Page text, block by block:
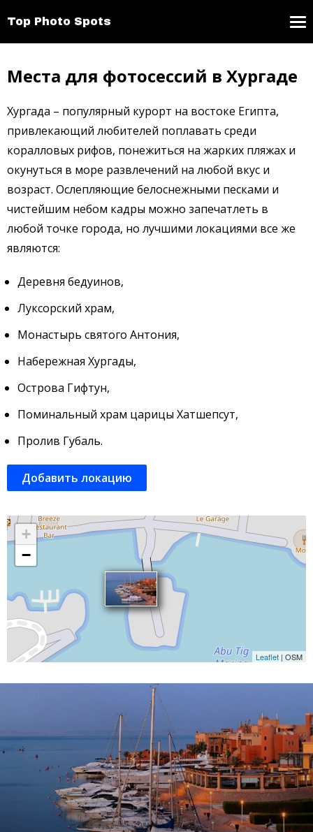
Top Photo Spots
Места для фотосессий в Хургаде
Хургада – популярный курорт на востоке Египта,
привлекающий любителей поплавать среди
коралловых рифов, понежиться на жарких пляжах и
окунуться в море развлечений на любой вкус и
возраст. Ослепляющие белоснежными песками и
чистейшим небом кадры можно запечатлеть в
любой точке города, но лучшими локациями все же
являются:
Деревня бедуинов,
Луксорский храм,
Монастырь святого Антония,
Набережная Хургады,
Острова Гифтун,
Поминальный храм царицы Хатшепсут,
Пролив Губаль.
Добавить локацию
+
−
Leaflet | OSM